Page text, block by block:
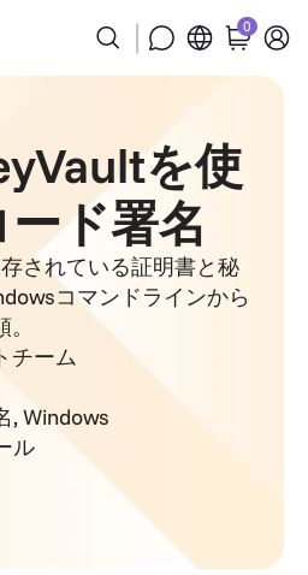
0
を使
ド署名
されている証明書と秘
コマンドラインから
チーム
, Windows
ル